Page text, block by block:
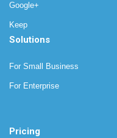
Google+
Keep
Solutions
For Small Business
For Enterprise
Pricing